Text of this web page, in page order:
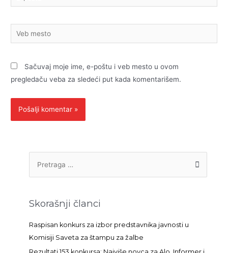
pošta*
Veb
mesto
Sačuvaj moje ime, e-poštu i veb mesto u ovom
pregledaču veba za sledeći put kada komentarišem.
r
a
g
Skorašnji članci
Raspisan konkurs za izbor predstavnika javnosti u
Komisiji Saveta za štampu za žalbe